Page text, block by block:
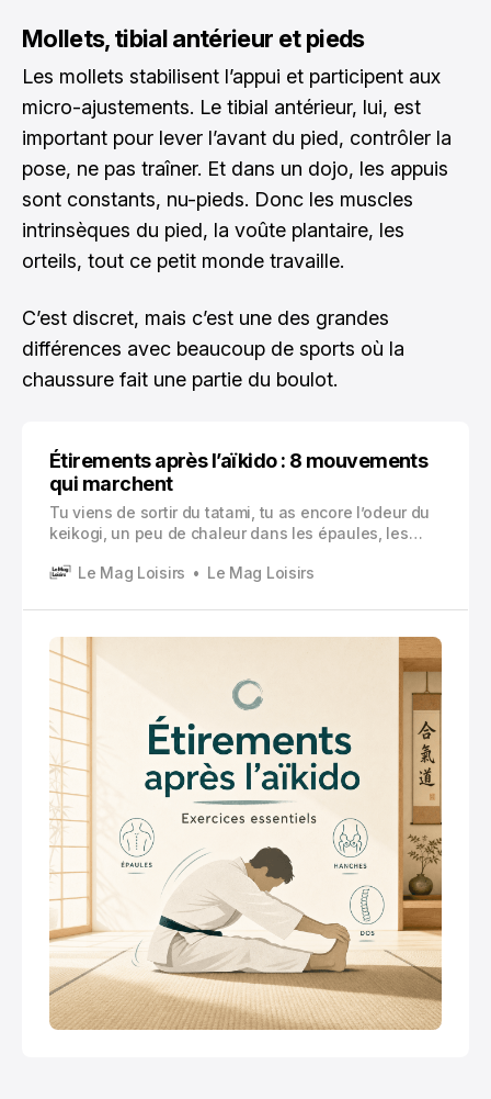
Mollets, tibial antérieur et pieds
Les mollets stabilisent l’appui et participent aux
micro-ajustements. Le tibial antérieur, lui, est
important pour lever l’avant du pied, contrôler la
pose, ne pas traîner. Et dans un dojo, les appuis
sont constants, nu-pieds. Donc les muscles
intrinsèques du pied, la voûte plantaire, les
orteils, tout ce petit monde travaille.
C’est discret, mais c’est une des grandes
différences avec beaucoup de sports où la
chaussure fait une partie du boulot.
Étirements après l’aïkido : 8 mouvements
qui marchent
Tu viens de sortir du tatami, tu as encore l’odeur du
keikogi, un peu de chaleur dans les épaules, les
bizarre dans les hanches, comme si tout avait
Le Mag Loisirs Le Mag Loisirs